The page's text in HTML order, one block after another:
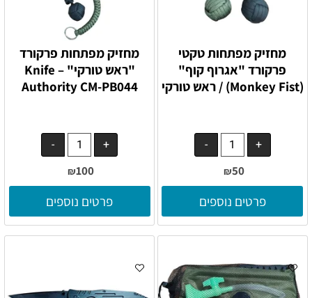
מחזיק מפתחות טקטי
פרקורד "אגרוף קוף"
(Monkey Fist) / ראש טורקי
₪50
פרטים נוספים
מחזיק מפתחות פרקורד
"ראש טורקי" – Knife
Authority CM-PB044
₪100
פרטים נוספים